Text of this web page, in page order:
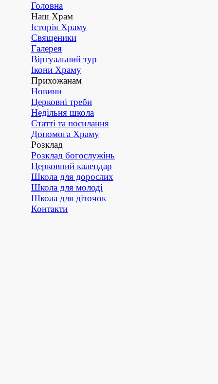
Головна
Наш Храм
Історія Храму
Священики
Галерея
Віртуальний тур
Ікони Храму
Прихожанам
Новини
Церковні треби
Недільня школа
Статті та посилання
Допомога Храму
Розклад
Розклад богослужінь
Церковний календар
Школа для дорослих
Школа для молоді
Школа для діточок
Контакти